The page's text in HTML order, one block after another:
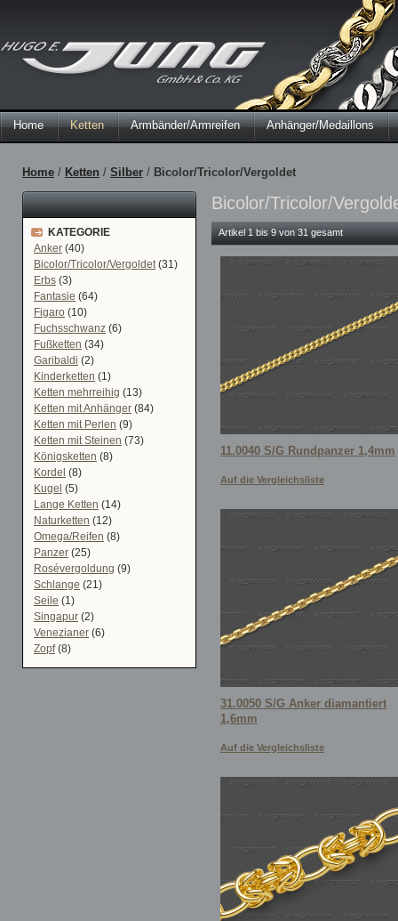
Home Ketten Armbänder/Armreifen Anhänger/Medaillons
Home / Ketten / Silber / Bicolor/Tricolor/Vergoldet
Bicolor/Tricolor/
Artikel 1 bis 9 von 31 gesamt
11.0040 S/G Rundpanzer 1,4mm
Auf die Vergleichsliste
31.0050 S/G Anker diamantiert
1,6mm
Auf die Vergleichsliste
KATEGORIE
Anker (40)
Bicolor/Tricolor/Vergoldet(31)
Erbs (3)
Fantasie (64)
Figaro (10)
Fuchsschwanz (6)
Fußketten (34)
Garibaldi (2)
Kinderketten (1)
Ketten mehrreihig (13)
Ketten mit Anhänger (84)
Ketten mit Perlen (9)
Ketten mit Steinen (73)
Königsketten (8)
Kordel (8)
Kugel (5)
Lange Ketten (14)
Naturketten (12)
Omega/Reifen (8)
Panzer (25)
Rosévergoldung (9)
Schlange (21)
Seile (1)
Singapur (2)
Venezianer (6)
Zopf(8)